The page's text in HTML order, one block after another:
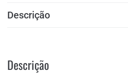
Descrição
Descrição